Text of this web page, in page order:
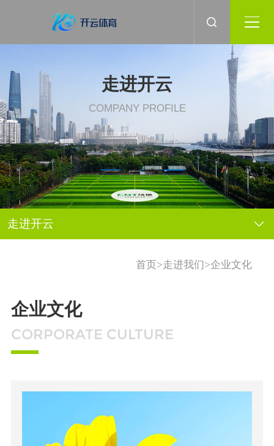
走进开云
COMPANY PROFILE
走进开云
首页 >走进我们 >企业文化
企业文化
CORPORATE CULTURE